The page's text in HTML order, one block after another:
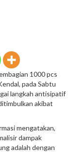
1000 pcs
pada Sabtu
langkah antisipatif
akibat
mengatakan,
dampak
adalah dengan